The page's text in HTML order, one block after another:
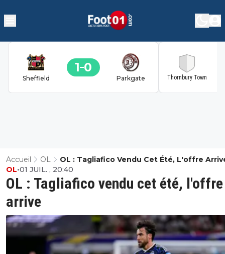
Sheffield
1 0
Parkgate Thornbury Town
Accueil OL OL : Tagliafico Vendu Cet Été, L'offre
OL : Tagliafico vendu cet été, l'offre
arrive
OL•01 JUIL. , 20:40